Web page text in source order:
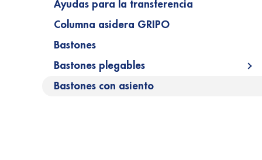
Ayudas para la transferencia
Columna asidera GRIPO
Bastones
Bastones plegables
Bastones con asiento